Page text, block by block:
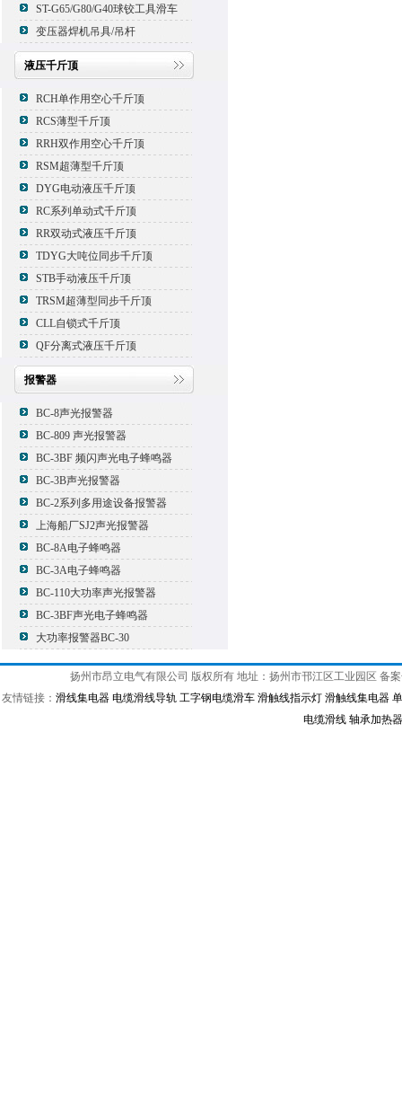
ST-G65/G80/G40球铰工具滑车
变压器焊机吊具/吊杆
液压千斤顶
RCH单作用空心千斤顶
RCS薄型千斤顶
RRH双作用空心千斤顶
RSM超薄型千斤顶
DYG电动液压千斤顶
RC系列单动式千斤顶
RR双动式液压千斤顶
TDYG大吨位同步千斤顶
STB手动液压千斤顶
TRSM超薄型同步千斤顶
CLL自锁式千斤顶
QF分离式液压千斤顶
报警器
BC-8声光报警器
BC-809 声光报警器
BC-3BF 频闪声光电子蜂鸣器
BC-3B声光报警器
BC-2系列多用途设备报警器
上海船厂SJ2声光报警器
BC-8A电子蜂鸣器
BC-3A电子蜂鸣器
BC-110大功率声光报警器
BC-3BF声光电子蜂鸣器
大功率报警器BC-30
扬州市昂立电气有限公司 版权所有 地址：扬州市邗江区工业园区 备
友情链接： 滑线集电器 电缆滑线导轨 工字钢电缆滑车 滑触线指示灯 滑触线集电器
电缆滑线 轴承加热器